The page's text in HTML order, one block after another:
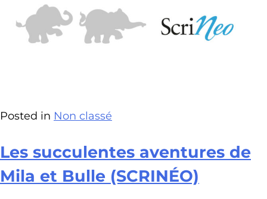
Posted in Non classé
Les succulentes aventures de
Mila et Bulle (SCRINÉO)